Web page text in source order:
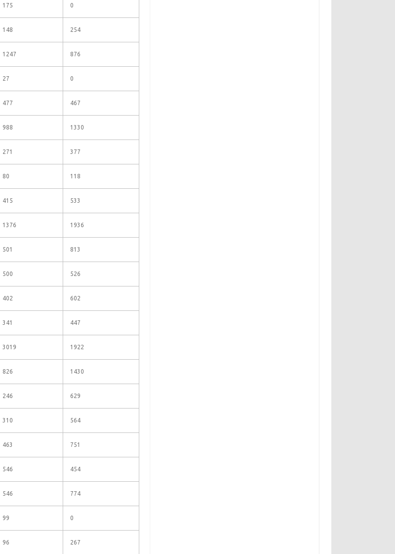
175 0
148 254
1247 876
27 0
477 467
988 1330
271 377
80 118
415 533
1376 1936
501 813
500 526
402 602
341 447
3019 1922
826 1430
246 629
310 564
463 751
546 454
546 774
99 0
96 267